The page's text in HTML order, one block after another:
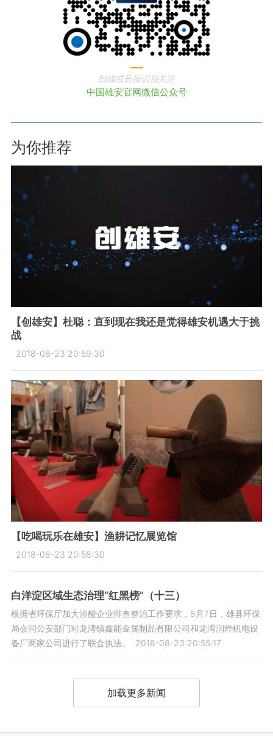
扫描或长按识别关注
中国雄安官网微信公众号
为你推荐
【创雄安】杜聪：直到现在我还是觉得雄安机遇大于挑
战
2018-08-23 20:59:30
【吃喝玩乐在雄安】渔耕记忆展览馆
2018-08-23 20:58:30
白洋淀区域生态治理“红黑榜”（十三）
根据省环保厅加大涉酸企业排查整治工作要求，8月7日，雄县环保
局会同公安部门对龙湾镇鑫能金属制品有限公司和龙湾润烨机电设
备厂两家公司进行了联合执法。
2018-08-23 20:55:17
加载更多新闻